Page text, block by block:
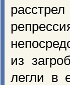
из
легли в